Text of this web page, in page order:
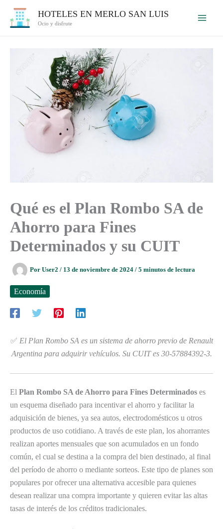
HOTELES EN MERLO SAN LUIS
Ocio y disfrute
Qué es el Plan Rombo SA de
Ahorro para Fines
Determinados y su CUIT
Por User2 / 13 de noviembre de 2024 / 5 minutos de lectura
Economía
✅ El Plan Rombo SA es un sistema de ahorro previo de Renault
Argentina para adquirir vehículos. Su CUIT es 30-57884392-3.
El Plan Rombo SA de Ahorro para Fines Determinados es
un esquema diseñado para incentivar el ahorro y facilitar la
adquisición de bienes, ya sea autos, electrodomésticos u otros
productos de uso cotidiano. A través de este plan, los ahorrantes
realizan aportes mensuales que son acumulados en un fondo
común, el cual se destina a la compra del bien destinado, al final
del período de ahorro o mediante sorteos. Este tipo de planes son
populares por ofrecer una alternativa accesible para quienes
desean realizar una compra importante y quieren evitar las altas
tasas de interés de los créditos tradicionales.